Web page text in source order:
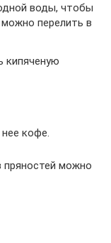
воды, чтобы
перелить в
кипяченую
нее кофе.
можно